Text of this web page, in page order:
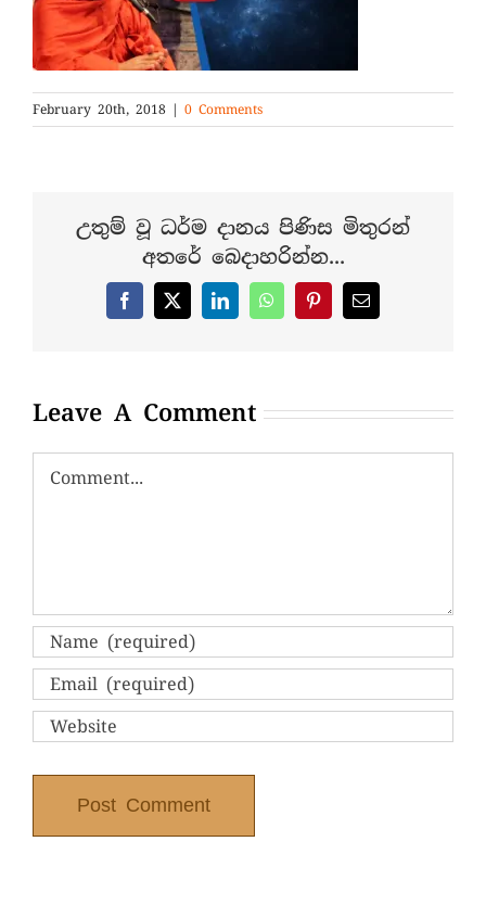
February 20th, 2018 | 0 Comments
උතුම් වූ ධර්ම දානය පිණිස මිතුරන්
අතරේ බෙදාහරින්න...
Facebook
X LinkedInWhatsAppPinterestEmail
Leave A Comment
Comment